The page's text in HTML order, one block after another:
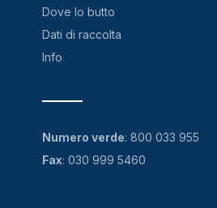
Dove lo butto
Dati di raccolta
Info
Numero verde: 800 033 955
Fax: 030 999 5460